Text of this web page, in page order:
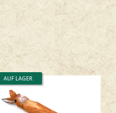
AUF LAGER